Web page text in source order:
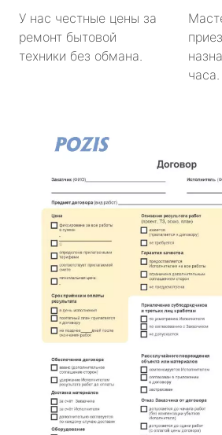
У нас честные цены за
ремонт бытовой
техники без обмана.
часа.